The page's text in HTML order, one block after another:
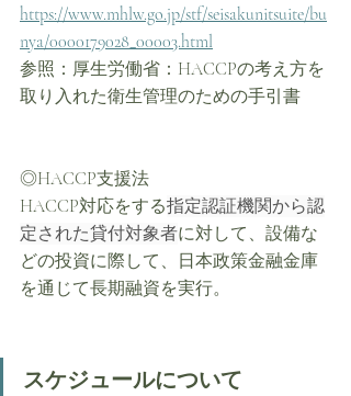
https://www.mhlw.go.jp/stf/seisakunitsuite/bu
nya/0000179028_00003.html
参照：厚生労働省：HACCPの考え方を
取り入れた衛生管理のための手引書
◎HACCP支援法
HACCP対応をする指定認証機関から認
定された貸付対象者に対して、設備な
どの投資に際して、日本政策金融金庫
を通じて長期融資を実行。
スケジュールについて